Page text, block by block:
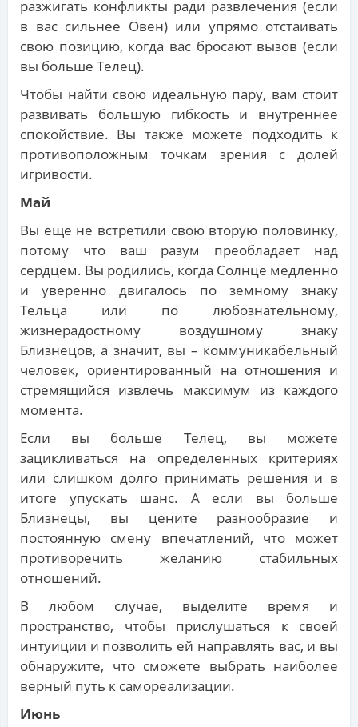
разжигать конфликты ради развлечения (если
в вас сильнее Овен) или упрямо отстаивать
свою позицию, когда вас бросают вызов (если
вы больше Телец).
Чтобы найти свою идеальную пару, вам стоит
развивать большую гибкость и внутреннее
спокойствие. Вы также можете подходить к
противоположным точкам зрения с долей
игривости.
Май
Вы еще не встретили свою вторую половинку,
потому что ваш разум преобладает над
сердцем. Вы родились, когда Солнце медленно
и уверенно двигалось по земному знаку
Тельца или по любознательному,
жизнерадостному воздушному знаку
Близнецов, а значит, вы – коммуникабельный
человек, ориентированный на отношения и
стремящийся извлечь максимум из каждого
момента.
Если вы больше Телец, вы можете
зацикливаться на определенных критериях
или слишком долго принимать решения и в
итоге упускать шанс. А если вы больше
Близнецы, вы цените разнообразие и
постоянную смену впечатлений, что может
противоречить желанию стабильных
отношений.
В любом случае, выделите время и
пространство, чтобы прислушаться к своей
интуиции и позволить ей направлять вас, и вы
обнаружите, что сможете выбрать наиболее
верный путь к самореализации.
Июнь